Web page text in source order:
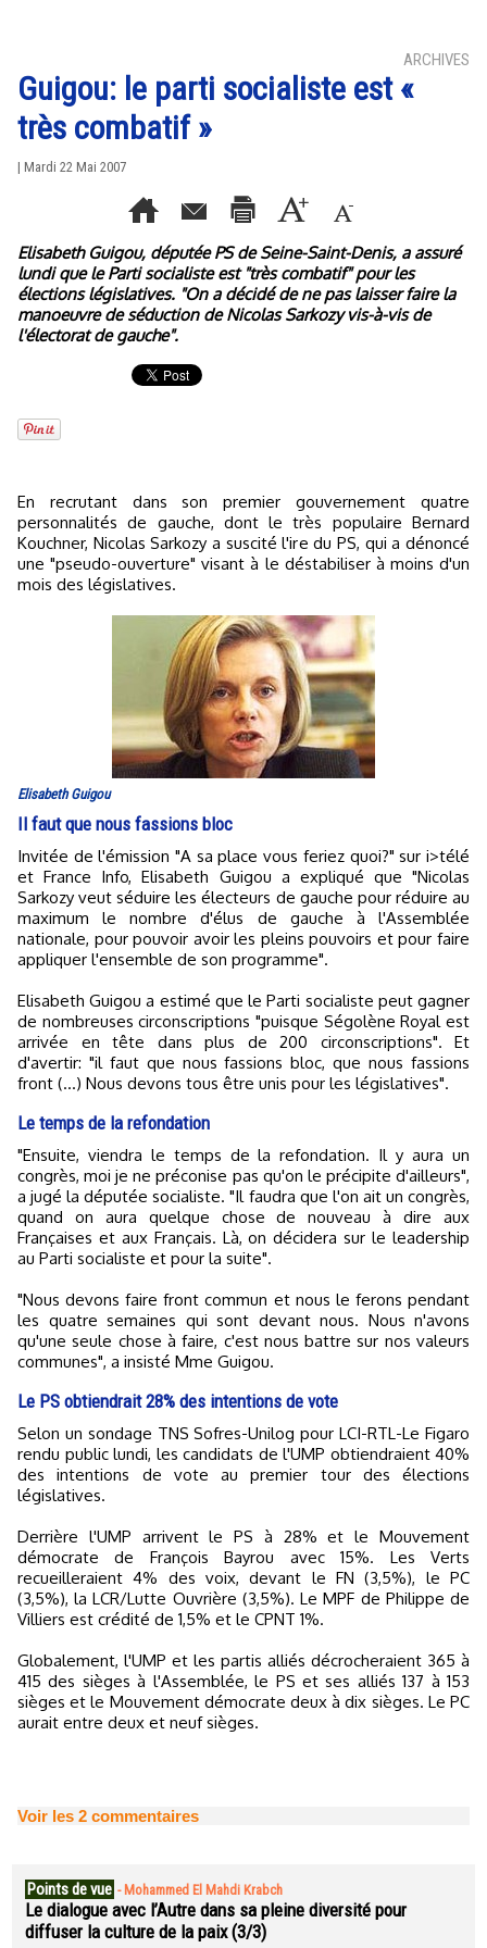
ARCHIVES
Guigou: le parti socialiste est «
très combatif »
| Mardi 22 Mai 2007
Elisabeth Guigou, députée PS de Seine-Saint-Denis, a assuré
lundi que le Parti socialiste est "très combatif" pour les
élections législatives. "On a décidé de ne pas laisser faire la
manoeuvre de séduction de Nicolas Sarkozy vis-à-vis de
l'électorat de gauche".
En recrutant dans son premier gouvernement quatre
personnalités de gauche, dont le très populaire Bernard
Kouchner, Nicolas Sarkozy a suscité l'ire du PS, qui a dénoncé
une "pseudo-ouverture" visant à le déstabiliser à moins d'un
mois des législatives.
Elisabeth Guigou
Il faut que nous fassions bloc
Invitée de l'émission "A sa place vous feriez quoi?" sur i>télé
et France Info, Elisabeth Guigou a expliqué que "Nicolas
Sarkozy veut séduire les électeurs de gauche pour réduire au
maximum le nombre d'élus de gauche à l'Assemblée
nationale, pour pouvoir avoir les pleins pouvoirs et pour faire
appliquer l'ensemble de son programme".
Elisabeth Guigou a estimé que le Parti socialiste peut gagner
de nombreuses circonscriptions "puisque Ségolène Royal est
arrivée en tête dans plus de 200 circonscriptions". Et
d'avertir: "il faut que nous fassions bloc, que nous fassions
front (...) Nous devons tous être unis pour les législatives".
Le temps de la refondation
"Ensuite, viendra le temps de la refondation. Il y aura un
congrès, moi je ne préconise pas qu'on le précipite d'ailleurs",
a jugé la députée socialiste. "Il faudra que l'on ait un congrès,
quand on aura quelque chose de nouveau à dire aux
Françaises et aux Français. Là, on décidera sur le leadership
au Parti socialiste et pour la suite".
"Nous devons faire front commun et nous le ferons pendant
les quatre semaines qui sont devant nous. Nous n'avons
qu'une seule chose à faire, c'est nous battre sur nos valeurs
communes", a insisté Mme Guigou.
Le PS obtiendrait 28% des intentions de vote
Selon un sondage TNS Sofres-Unilog pour LCI-RTL-Le Figaro
rendu public lundi, les candidats de l'UMP obtiendraient 40%
des intentions de vote au premier tour des élections
législatives.
Derrière l'UMP arrivent le PS à 28% et le Mouvement
démocrate de François Bayrou avec 15%. Les Verts
recueilleraient 4% des voix, devant le FN (3,5%), le PC
(3,5%), la LCR/Lutte Ouvrière (3,5%). Le MPF de Philippe de
Villiers est crédité de 1,5% et le CPNT 1%.
Globalement, l'UMP et les partis alliés décrocheraient 365 à
415 des sièges à l'Assemblée, le PS et ses alliés 137 à 153
sièges et le Mouvement démocrate deux à dix sièges. Le PC
aurait entre deux et neuf sièges.
Voir les 2 commentaires
Points de vue - Mohammed El Mahdi Krabch
Le dialogue avec l’Autre dans sa pleine diversité pour
diffuser la culture de la paix (3/3)